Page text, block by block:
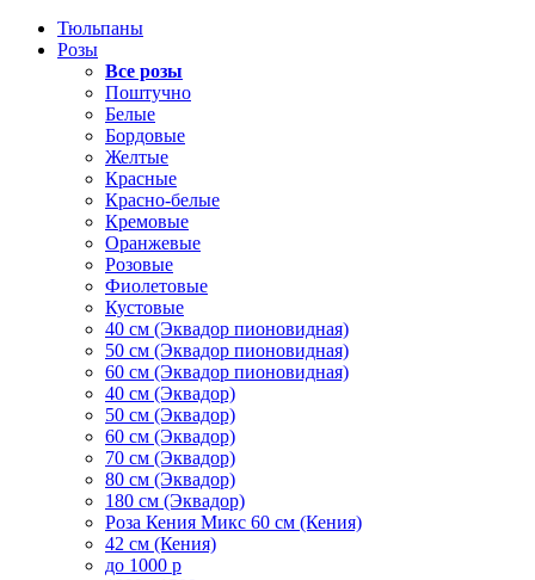
Тюльпаны
Розы
Все розы
Поштучно
Белые
Бордовые
Желтые
Красные
Красно-белые
Кремовые
Оранжевые
Розовые
Фиолетовые
Кустовые
40 см (Эквадор пионовидная)
50 см (Эквадор пионовидная)
60 см (Эквадор пионовидная)
40 см (Эквадор)
50 см (Эквадор)
60 см (Эквадор)
70 см (Эквадор)
80 см (Эквадор)
180 см (Эквадор)
Роза Кения Микс 60 см (Кения)
42 см (Кения)
до 1000 р